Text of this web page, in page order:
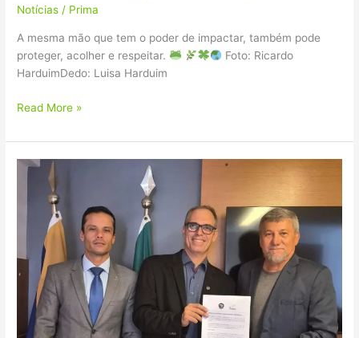
Notícias / Prima
A mesma mão que tem o poder de impactar, também pode
proteger, acolher e respeitar.
Foto: Ricardo
HarduimDedo: Luisa Harduim
Read More »
PRIMA
ADEPOL
firmaram
ontem,
em
Brasília,
Termo
de